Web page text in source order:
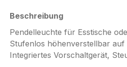
Beschreibung
Pendelleuchte für Esstische
Stufenlos höhenverstellbar auf
Integriertes Vorschaltgerät,